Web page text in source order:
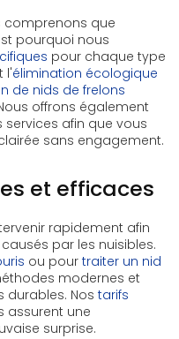
comprenons que
pourquoi nous
pour chaque type
l'élimination écologique
de nids de frelons
offrons également
services afin que vous
sans engagement.
et efficaces
rapidement afin
par les nuisibles.
ou pour traiter un nid
modernes et
durables. Nos tarifs
assurent une
surprise.